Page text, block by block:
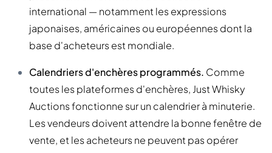
international — notamment les expressions
japonaises, américaines ou européennes dont la
base d'acheteurs est mondiale.
Calendriers d'enchères programmés. Comme
toutes les plateformes d'enchères, Just Whisky
Auctions fonctionne sur un calendrier à minuterie.
Les vendeurs doivent attendre la bonne fenêtre de
vente, et les acheteurs ne peuvent pas opérer